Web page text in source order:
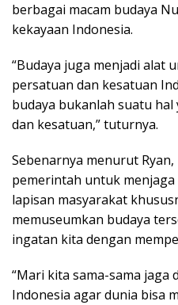
berbagai macam budaya
kekayaan Indonesia.
“Budaya juga menjadi alat
persatuan dan kesatuan
budaya bukanlah suatu
dan kesatuan,” tuturnya.
Sebenarnya menurut
pemerintah untuk
lapisan masyarakat
memuseumkan budaya
ingatan kita dengan
“Mari kita sama-sama jaga
Indonesia agar dunia bisa